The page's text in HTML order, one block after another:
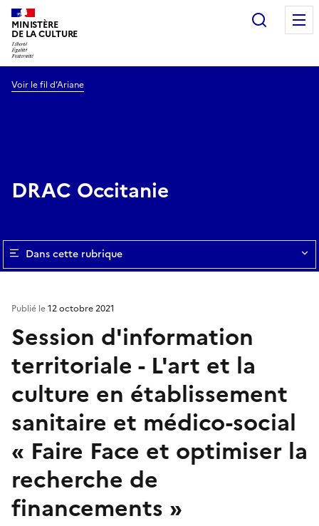
MINISTÈRE
DE LA CULTURE
Voir le fil d’Ariane
DRAC Occitanie
Dans cette rubrique
Session d'information
territoriale - L'art et la
culture en établissement
sanitaire et médico-social
« Faire Face et optimiser la
recherche de
financements »
Publié le12 octobre 2021